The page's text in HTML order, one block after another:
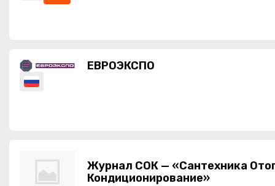
ЕВРОЭКСПО
Журнал СОК — «Сантехника
Кондиционирование»